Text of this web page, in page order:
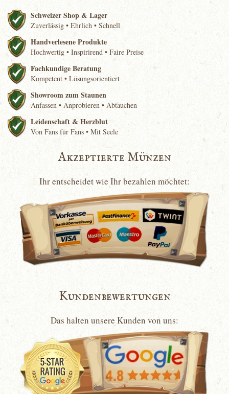
Schweizer Shop & Lager
Zuverlässig • Ehrlich • Schnell
Handverlesene Produkte
Hochwertig • Inspirirend • Faire Preise
Fachkundige Beratung
Kompetent • Lösungsorientiert
Showroom zum Staunen
Anfassen • Anprobieren • Abtauchen
Leidenschaft & Herzblut
Von Fans für Fans • Mit Seele
Akzeptierte Münzen
Ihr entscheidet wie Ihr bezahlen möchtet:
Kundenbewertungen
Das halten unsere Kunden von uns: